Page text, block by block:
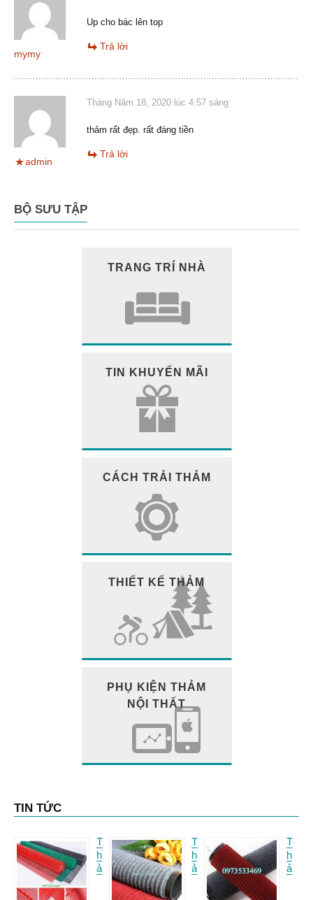
mymy
Up cho bác lên top
Trả lời
admin
Tháng Năm 18, 2020 lúc 4:57 sáng
thảm rất đẹp. rất đáng tiền
Trả lời
BỘ SƯU TẬP
TRANG TRÍ NHÀ
TIN KHUYẾN MÃI
CÁCH TRẢI THẢM
THIẾT KẾ THẢM
PHỤ KIỆN THẢM
NỘI THẤT
TIN TỨC
T
h
ả
T
h
ả
T
h
ả